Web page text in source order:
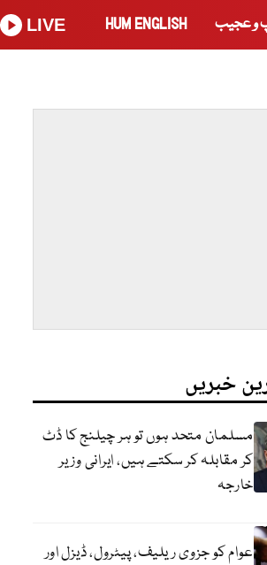
و عجیب HUM ENGLISH
LIVE
خبریں
مسلمان متحد ہوں تو ہر چیلنج کا ڈٹ
کر مقابلہ کر سکتے ہیں، ایرانی وزیر
خارجہ
عوام کو جزوی ریلیف، پیٹرول، ڈیزل اور